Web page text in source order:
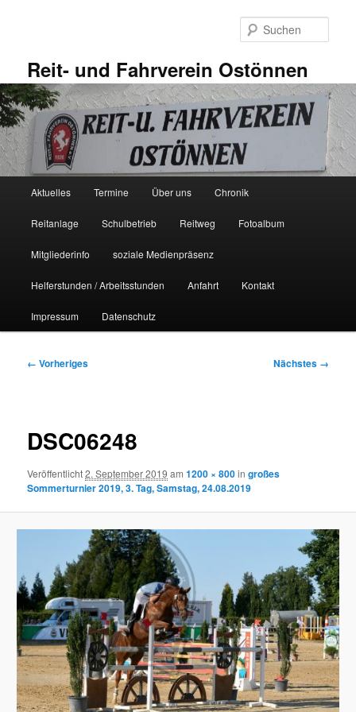
Reit- und Fahrverein Ostönnen
Aktuelles Termine Über uns Chronik
Reitanlage Schulbetrieb Reitweg Fotoalbum
Mitgliederinfo soziale Medienpräsenz
Helferstunden / Arbeitsstunden Anfahrt Kontakt
Impressum Datenschutz
Bilder-
← Vorheriges Nächstes →
DSC06248
Veröffentlicht2. September 2019 am1200 × 800ingroßes
Sommerturnier 2019, 3. Tag, Samstag, 24.08.2019